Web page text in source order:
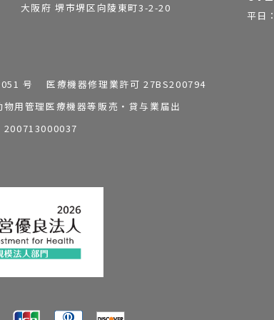
大阪府 堺市堺区向陵東町3-2-20
平日
号 医療機器修理業許可 27BS200794
管理医療機器等販売・貸与業届出
200713000037